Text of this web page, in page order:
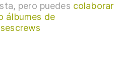
pero puedes colaborar
álbumes de